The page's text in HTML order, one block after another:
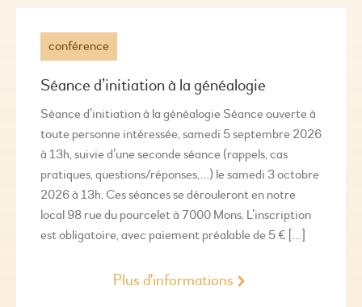
conférence
Séance d’initiation à la généalogie
Séance d’initiation à la généalogie Séance ouverte à
toute personne intéressée, samedi 5 septembre 2026
à 13h, suivie d’une seconde séance (rappels, cas
pratiques, questions/réponses,…) le samedi 3 octobre
2026 à 13h. Ces séances se dérouleront en notre
local 98 rue du pourcelet à 7000 Mons. L’inscription
est obligatoire, avec paiement préalable de 5 € […]
Plus d'informations